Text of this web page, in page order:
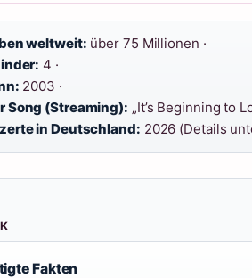
weltweit: über 75 Millionen ·
4 ·
2003 ·
Song (Streaming): „It’s Beginning to
in Deutschland: 2026 (Details
Fakten